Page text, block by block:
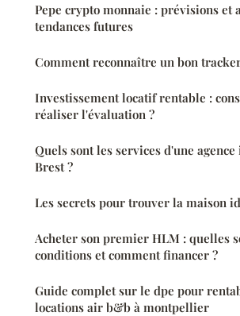
Pepe crypto monnaie : prévisions et
tendances futures
Comment reconnaître un bon
Investissement locatif rentable :
réaliser l'évaluation ?
Quels sont les services d'une
Brest ?
Les secrets pour trouver la maison
Acheter son premier HLM : quelles
conditions et comment financer ?
Guide complet sur le dpe pour
locations air b&b à montpellier